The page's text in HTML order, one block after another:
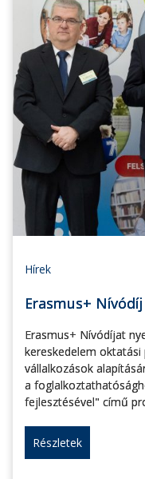
Hírek
Erasmus+ Nívódíj
Erasmus+ Nívódíjat
kereskedelem
vállalkozások
a
fejlesztésével" című
Részletek